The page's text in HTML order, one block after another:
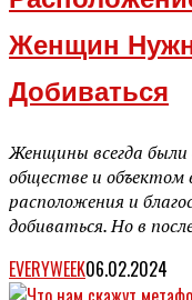
Женщин
Добиваться
Женщины всегда были
обществе и объектом
расположения и
добиваться. Но в
EVERYWEEK06.02.2024